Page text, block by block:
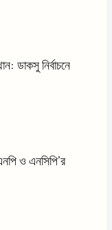
ডাকসু নির্বাচনে
ও এনসিপি’র